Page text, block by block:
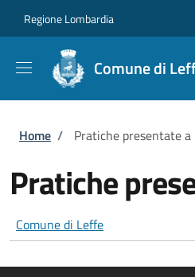
Regione Lombardia
Comune di
Briciole di pane
Home / Pratiche presentate a
Pratiche
Comune di Leffe